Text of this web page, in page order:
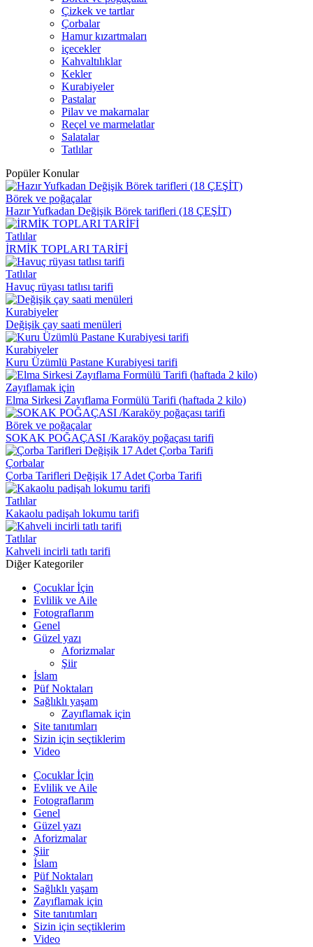
Çizkek ve tartlar
Çorbalar
Hamur kızartmaları
içecekler
Kahvaltılıklar
Kekler
Kurabiyeler
Pastalar
Pilav ve makarnalar
Reçel ve marmelatlar
Salatalar
Tatlılar
Popüler Konular
Börek ve poğaçalar
Hazır Yufkadan Değişik Börek tarifleri (18 ÇEŞİT)
Tatlılar
İRMİK TOPLARI TARİFİ
Tatlılar
Havuç rüyası tatlısı tarifi
Kurabiyeler
Değişik çay saati menüleri
Kurabiyeler
Kuru Üzümlü Pastane Kurabiyesi tarifi
Zayıflamak için
Elma Sirkesi Zayıflama Formülü Tarifi (haftada 2 kilo)
Börek ve poğaçalar
SOKAK POĞAÇASI /Karaköy poğaçası tarifi
Çorbalar
Çorba Tarifleri Değişik 17 Adet Çorba Tarifi
Tatlılar
Kakaolu padişah lokumu tarifi
Tatlılar
Kahveli incirli tatlı tarifi
Diğer Kategoriler
Çocuklar İçin
Evlilik ve Aile
Fotograflarım
Genel
Güzel yazı
Aforizmalar
Şiir
İslam
Püf Noktaları
Sağlıklı yaşam
Zayıflamak için
Site tanıtımları
Sizin için seçtiklerim
Video
Çocuklar İçin
Evlilik ve Aile
Fotograflarım
Genel
Güzel yazı
Aforizmalar
Şiir
İslam
Püf Noktaları
Sağlıklı yaşam
Zayıflamak için
Site tanıtımları
Sizin için seçtiklerim
Video